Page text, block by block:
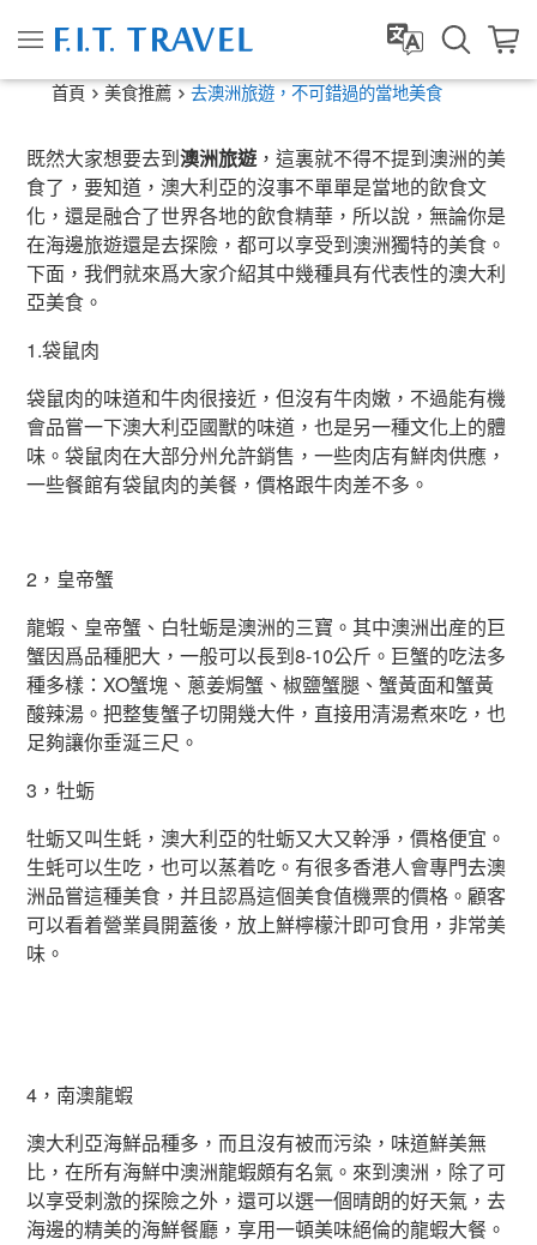
首頁 美食推薦 去澳洲旅遊，不可錯過的當地美食
既然大家想要去到澳洲旅遊，這裏就不得不提到澳洲的美
食了，要知道，澳大利亞的沒事不單單是當地的飲食文
化，還是融合了世界各地的飲食精華，所以說，無論你是
在海邊旅遊還是去探險，都可以享受到澳洲獨特的美食。
下面，我們就來爲大家介紹其中幾種具有代表性的澳大利
亞美食。
1.袋鼠肉
袋鼠肉的味道和牛肉很接近，但沒有牛肉嫩，不過能有機
會品嘗一下澳大利亞國獸的味道，也是另一種文化上的體
味。袋鼠肉在大部分州允許銷售，一些肉店有鮮肉供應，
一些餐館有袋鼠肉的美餐，價格跟牛肉差不多。
2，皇帝蟹
龍蝦、皇帝蟹、白牡蛎是澳洲的三寶。其中澳洲出産的巨
蟹因爲品種肥大，一般可以長到8-10公斤。巨蟹的吃法多
種多樣：XO蟹塊、蔥姜焗蟹、椒鹽蟹腿、蟹黃面和蟹黃
酸辣湯。把整隻蟹子切開幾大件，直接用清湯煮來吃，也
足夠讓你垂涎三尺。
3，牡蛎
牡蛎又叫生蚝，澳大利亞的牡蛎又大又幹淨，價格便宜。
生蚝可以生吃，也可以蒸着吃。有很多香港人會專門去澳
洲品嘗這種美食，并且認爲這個美食值機票的價格。顧客
可以看着營業員開蓋後，放上鮮檸檬汁即可食用，非常美
味。
4，南澳龍蝦
澳大利亞海鮮品種多，而且沒有被而污染，味道鮮美無
比，在所有海鮮中澳洲龍蝦頗有名氣。來到澳洲，除了可
以享受刺激的探險之外，還可以選一個晴朗的好天氣，去
海邊的精美的海鮮餐廳，享用一頓美味絕倫的龍蝦大餐。